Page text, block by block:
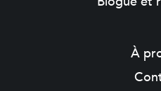
À